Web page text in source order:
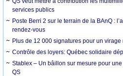
services publics
Poste Berri 2 sur le terrain de la BAnQ :
rendez-vous
Plus de 12 000 signatures pour un
Contrôle des loyers: Québec solidaire
Stablex – Un bâillon sur mesure pour
QS